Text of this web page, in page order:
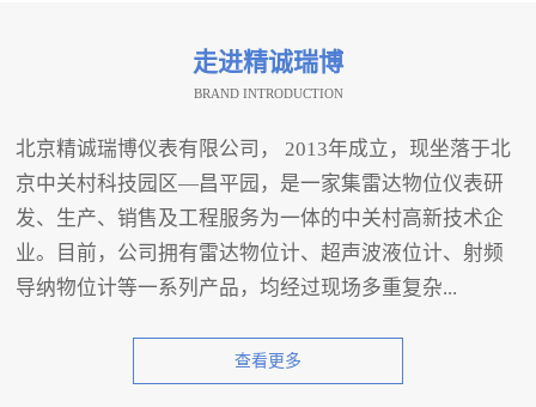
走进精诚瑞博
BRAND INTRODUCTION
北京精诚瑞博仪表有限公司， 2013年成立，现坐落于北
京中关村科技园区—昌平园，是一家集雷达物位仪表研
发、生产、销售及工程服务为一体的中关村高新技术企
业。目前，公司拥有雷达物位计、超声波液位计、射频
导纳物位计等一系列产品，均经过现场多重复杂...
查看更多